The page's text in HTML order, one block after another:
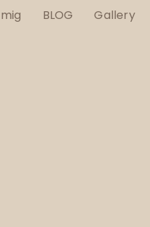
BLOG Gallery